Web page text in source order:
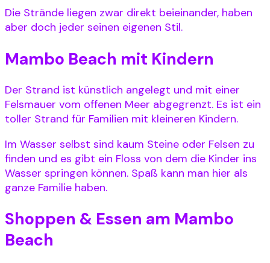
Die Strände liegen zwar direkt beieinander, haben
aber doch jeder seinen eigenen Stil.
Mambo Beach mit Kindern
Der Strand ist künstlich angelegt und mit einer
Felsmauer vom offenen Meer abgegrenzt. Es ist ein
toller Strand für Familien mit kleineren Kindern.
Im Wasser selbst sind kaum Steine oder Felsen zu
finden und es gibt ein Floss von dem die Kinder ins
Wasser springen können. Spaß kann man hier als
ganze Familie haben.
Shoppen & Essen am Mambo
Beach